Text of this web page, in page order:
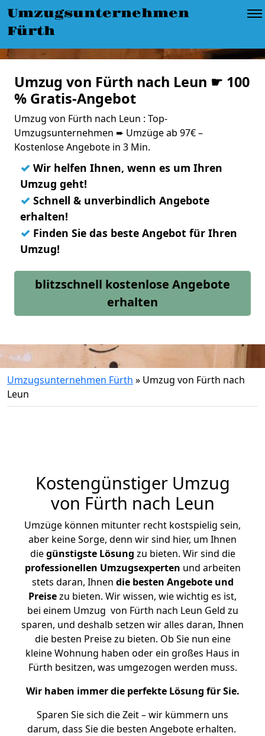
Umzugsunternehmen
Fürth
Umzug von Fürth nach Leun ☛ 100
% Gratis-Angebot
Umzug von Fürth nach Leun : Top-
Umzugsunternehmen ➨ Umzüge ab 97€ –
Kostenlose Angebote in 3 Min.
✓ Wir helfen Ihnen, wenn es um Ihren
Umzug geht!
✓ Schnell & unverbindlich Angebote
erhalten!
✓ Finden Sie das beste Angebot für Ihren
Umzug!
blitzschnell kostenlose Angebote
erhalten
Umzugsunternehmen Fürth » Umzug von Fürth nach
Leun
Kostengünstiger Umzug
von Fürth nach Leun
Umzüge können mitunter recht kostspielig sein,
aber keine Sorge, denn wir sind hier, um Ihnen
diegünstigste Lösung zu bieten. Wir sind die
professionellen Umzugsexperten und arbeiten
stets daran, Ihnen die besten Angebote und
Preisezu bieten. Wir wissen, wie wichtig es ist,
bei einem Umzug von Fürth nach Leun Geld zu
sparen, und deshalb setzen wir alles daran, Ihnen
die besten Preise zu bieten. Ob Sie nun eine
kleine Wohnung haben oder ein großes Haus in
Fürth besitzen, was umgezogen werden muss.
Wir haben immer die perfekte Lösung für Sie.
Sparen Sie sich die Zeit – wir kümmern uns
darum, dass Sie die besten Angebote erhalten.